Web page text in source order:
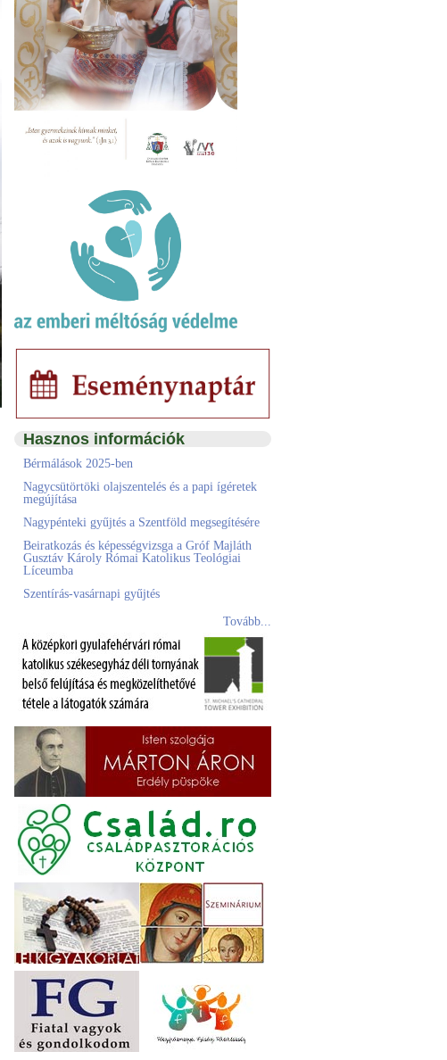
Hasznos információk
Bérmálások 2025-ben
Nagycsütörtöki olajszentelés és a papi ígéretek
megújítása
Nagypénteki gyűjtés a Szentföld megsegítésére
Beiratkozás és képességvizsga a Gróf Majláth
Gusztáv Károly Római Katolikus Teológiai
Líceumba
Szentírás-vasárnapi gyűjtés
Tovább...